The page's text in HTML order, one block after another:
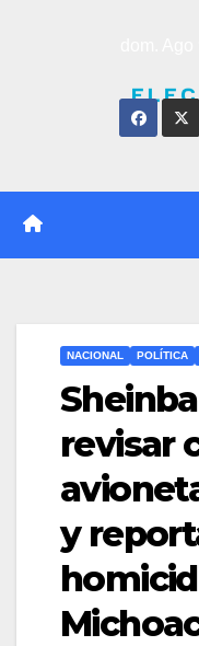
NACIONAL POLÍTICA
revisar
y